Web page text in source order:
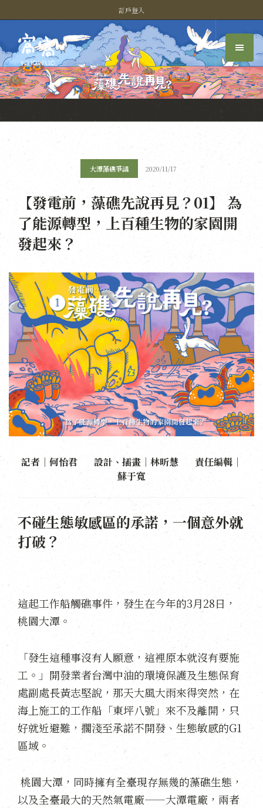
訂戶登入
大潭藻礁爭議 2020/11/17
【發電前，藻礁先說再見？01】 為
了能源轉型，上百種生物的家園開
發起來？
記者｜何怡君 設計、插畫｜林昕慧 責任編輯｜
蘇于寬
不碰生態敏感區的承諾，一個意外就
打破？
這起工作船觸礁事件，發生在今年的3月28日，
桃園大潭。
「發生這種事沒有人願意，這裡原本就沒有要施
工。」開發業者台灣中油的環境保護及生態保育
處副處長黃志堅說，那天大風大雨來得突然，在
海上施工的工作船「東坪八號」來不及離開，只
好就近避難，擱淺至承諾不開發、生態敏感的G1
區域。
桃園大潭，同時擁有全臺現存無幾的藻礁生態，
以及全臺最大的天然氣電廠——大潭電廠，兩者